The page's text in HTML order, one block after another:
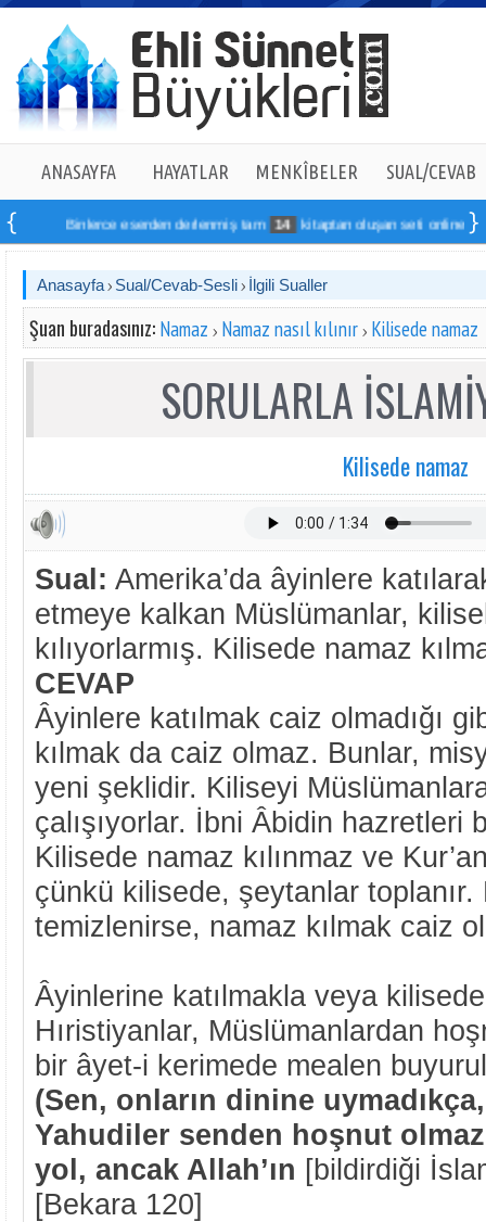
ANASAYFA HAYATLAR MENKÎBELER SUAL/CEVAB
Binlerce eserden derlenmiş tam 14 kitaptan oluşan seti online sipariş
Anasayfa Sual/Cevab-Sesli İlgili Sualler
Şuan buradasınız: Namaz Namaz nasıl kılınır Kilisede namaz
SORULARLA
Kilisede namaz
Sual: Amerika’da âyinlere
etmeye kalkan Müslümanlar,
kılıyorlarmış. Kilisede namaz
CEVAP
Âyinlere katılmak caiz olmadığı
kılmak da caiz olmaz. Bunlar,
yeni şeklidir. Kiliseyi
çalışıyorlar. İbni Âbidin hazretleri
Kilisede namaz kılınmaz ve
çünkü kilisede, şeytanlar
temizlenirse, namaz kılmak caiz
Âyinlerine katılmakla veya
Hıristiyanlar, Müslümanlardan
bir âyet-i kerimede mealen
(Sen, onların dinine
Yahudiler senden hoşnut
yol, ancak Allah’ın [bildirdiği
[Bekara 120]